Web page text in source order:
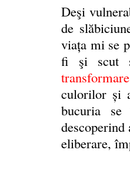
Deşi
de
viața mi se
fi şi scut
transformare
culorilor și
bucuria se
eliberare,